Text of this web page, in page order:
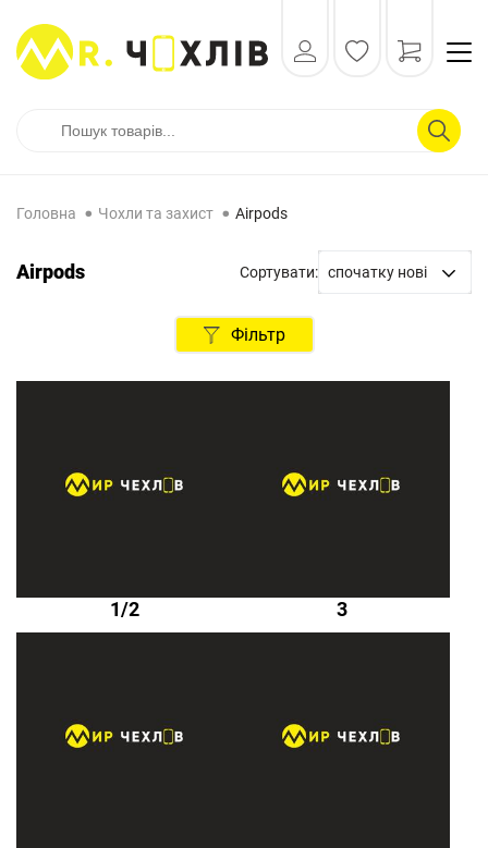
Головна Чохли та захист Airpods
Airpods Сортувати: спочатку нові
спочатку нові
Фільтр
1/2 3